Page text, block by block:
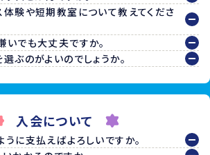
体験や短期教室について教えてくださ
でも大丈夫ですか。
ぶのがよいのでしょうか。
入会について
に支払えばよろしいですか。